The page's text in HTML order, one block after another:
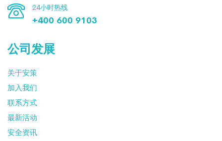
24小时热线
+400 600 9103
公司发展
关于安策
加入我们
联系方式
最新活动
安全资讯